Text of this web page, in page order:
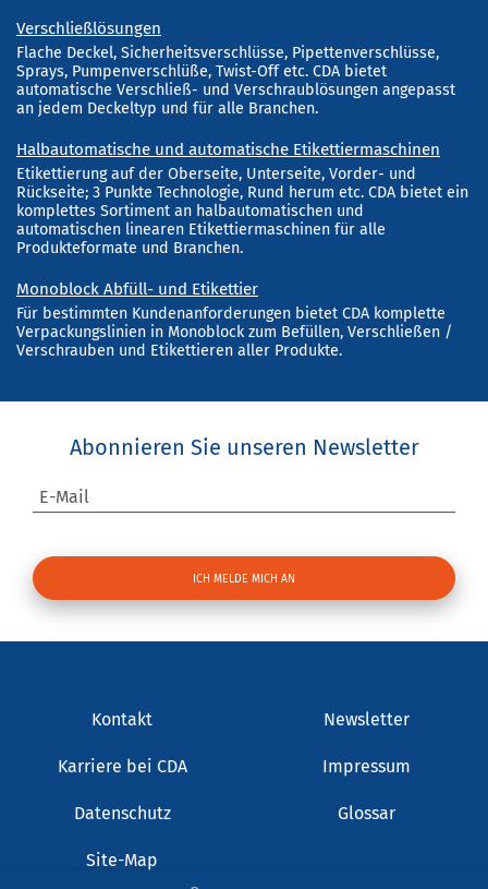
Verschließlösungen
Flache Deckel, Sicherheitsverschlüsse, Pipettenverschlüsse,
Sprays, Pumpenverschlüße, Twist-Off etc. CDA bietet
automatische Verschließ- und Verschraublösungen angepasst
an jedem Deckeltyp und für alle Branchen.
Halbautomatische und automatische Etikettiermaschinen
Etikettierung auf der Oberseite, Unterseite, Vorder- und
Rückseite; 3 Punkte Technologie, Rund herum etc. CDA bietet ein
komplettes Sortiment an halbautomatischen und
automatischen linearen Etikettiermaschinen für alle
Produkteformate und Branchen.
Monoblock Abfüll- und Etikettier
Für bestimmten Kundenanforderungen bietet CDA komplette
Verpackungslinien in Monoblock zum Befüllen, Verschließen /
Verschrauben und Etikettieren aller Produkte.
Abonnieren Sie unseren Newsletter
E-Mail
Kontakt Newsletter
Karriere bei CDA Impressum
Datenschutz Glossar
Site-Map